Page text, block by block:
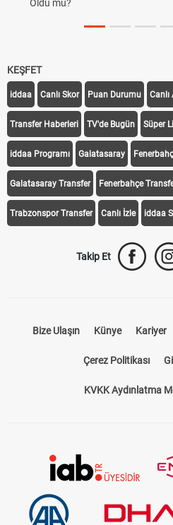
KEŞFET
iddaa Canlı Skor Puan Durumu Canlı
Transfer Haberleri TV'de Bugün Süper
iddaa Programı Galatasaray
Galatasaray Transfer Fenerbahçe
Trabzonspor Transfer Canlı İzle iddaa
Takip Et
Bize Ulaşın Künye Kariyer
Çerez Politikası
KVKK Aydınlatma